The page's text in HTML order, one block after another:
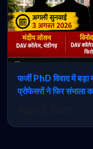
फर्जी PhD विवाद में
प्रोफेसरों ने फिर संभाला